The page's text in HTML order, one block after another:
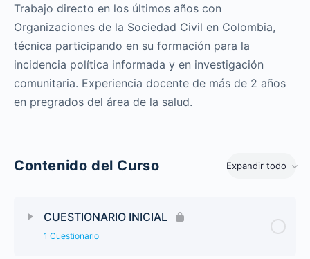
Trabajo directo en los últimos años con
Organizaciones de la Sociedad Civil en Colombia,
técnica participando en su formación para la
incidencia política informada y en investigación
comunitaria. Experiencia docente de más de 2 años
en pregrados del área de la salud.
Contenido del Curso Expandir todo
CUESTIONARIO INICIAL
1 Cuestionario